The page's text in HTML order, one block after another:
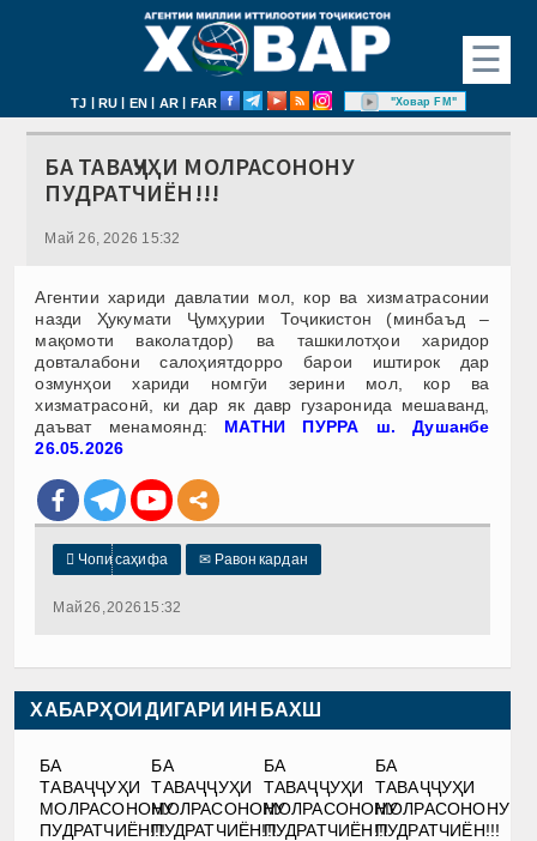
☰
TJ | RU | EN | AR | FAR "Ховар FM"
БА ТАВАҶҶУҲИ МОЛРАСОНОНУ
ПУДРАТЧИЁН!!!
Май 26, 2026 15:32
Агентии хариди давлатии мол, кор ва хизматрасонии
назди Ҳукумати Ҷумҳурии Тоҷикистон (минбаъд –
мақомоти ваколатдор) ва ташкилотҳои харидор
довталабони салоҳиятдорро барои иштирок дар
озмунҳои хариди номгӯи зерини мол, кор ва
хизматрасонӣ, ки дар як давр гузаронида мешаванд,
даъват менамоянд: МАТНИ ПУРРА ш. Душанбе
26.05.2026
 Чопи саҳифа ✉ Равон кардан
Май 26, 2026 15:32
ХАБАРҲОИ ДИГАРИ ИН БАХШ
БА
ТАВАҶҶУҲИ
МОЛРАСОНОНУ
ПУДРАТЧИЁН!!!
БА
ТАВАҶҶУҲИ
МОЛРАСОНОНУ
ПУДРАТЧИЁН!!!
БА
ТАВАҶҶУҲИ
МОЛРАСОНОНУ
ПУДРАТЧИЁН!!!
БА
ТАВАҶҶУҲИ
МОЛРАСОНОНУ
ПУДРАТЧИЁН!!!